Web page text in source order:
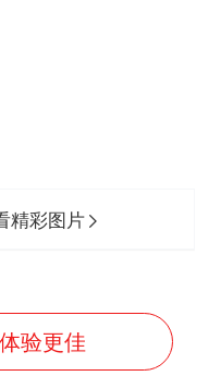
精彩图片
验更佳